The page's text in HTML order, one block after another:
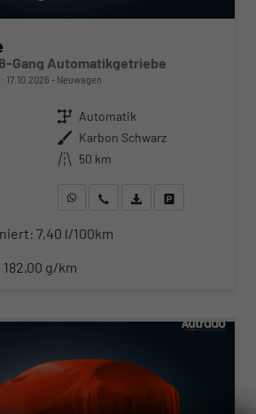
Gang Automatikgetriebe
17.10.2026 Neuwagen
Getriebe Automatik
Außenfarbe Karbon Schwarz
Kilometerstand 50 km
WhatsApp anfragen
Wir rufen Sie anFahrzeugexposé (PDF)
7,40 l/100km
182,00 g/km